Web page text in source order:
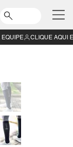
EQUIPE